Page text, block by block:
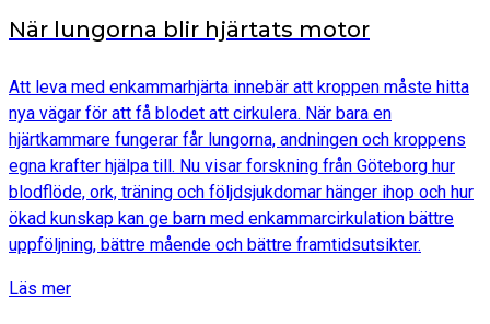
När lungorna blir hjärtats motor
Att leva med enkammarhjärta innebär att kroppen måste hitta
nya vägar för att få blodet att cirkulera. När bara en
hjärtkammare fungerar får lungorna, andningen och kroppens
egna krafter hjälpa till. Nu visar forskning från Göteborg hur
blodflöde, ork, träning och följdsjukdomar hänger ihop och hur
ökad kunskap kan ge barn med enkammarcirkulation bättre
uppföljning, bättre mående och bättre framtidsutsikter.
Läs mer